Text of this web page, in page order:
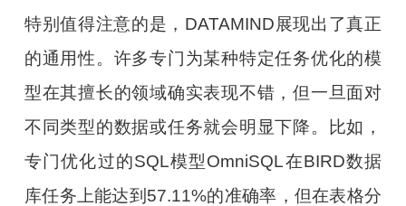
特别值得注意的是，DATAMIND展现出了真正
的通用性。许多专门为某种特定任务优化的模
型在其擅长的领域确实表现不错，但一旦面对
不同类型的数据或任务就会明显下降。比如，
专门优化过的SQL模型OmniSQL在BIRD数据
库任务上能达到57.11%的准确率，但在表格分